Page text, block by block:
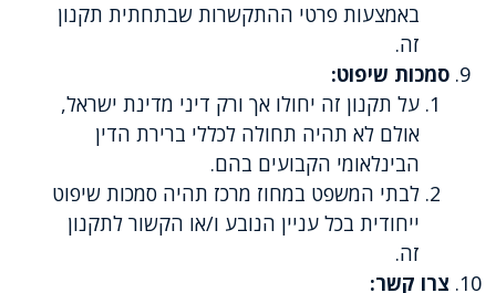
באמצעות פרטי ההתקשרות שבתחתית תקנון
זה.
סמכות שיפוט:
על תקנון זה יחולו אך ורק דיני מדינת ישראל,
אולם לא תהיה תחולה לכללי ברירת הדין
הבינלאומי הקבועים בהם.
לבתי המשפט במחוז מרכז תהיה סמכות שיפוט
ייחודית בכל עניין הנובע ו/או הקשור לתקנון
זה.
צרו קשר: